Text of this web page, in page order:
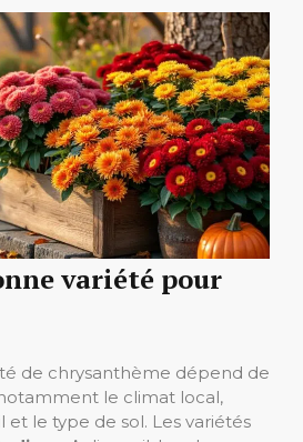
variété pour
de chrysanthème dépend de
le climat local,
et le type de sol. Les variétés